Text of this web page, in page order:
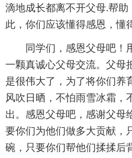
滴地成长都离不开父母.帮
此，你们应该懂得感恩，懂
同学们，感恩父母吧！
一颗真诚心父母交流。父母
是很伟大了，为了将你们养
风吹日晒，不怕雨雪冰霜，
出。感恩父母吧，感谢父母
要你们为他们做多大贡献，
碗，只要你们帮他们揉揉后